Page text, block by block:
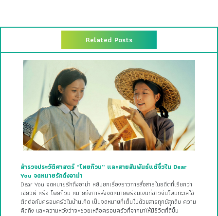
Related Posts
สำรวจประวัติศาสตร์ “โพยก๊วน” และสายสัมพันธ์แต้จิ๋วใน Dear
You จดหมายรักถึงอาม่า
Dear You จดหมายรักถึงอาม่า หยิบยกเรื่องราวการสื่อสารในอดีตที่เรียกว่า
เฉียวพี หรือ โพยก๊วน หมายถึงการส่งจดหมายพร้อมเงินที่ชาวจีนโพ้นทะเลใช้
ติดต่อกับครอบครัวในบ้านเกิด เป็นจดหมายที่เต็มไปด้วยสารทุกข์สุกดิบ ความ
คิดถึง และความหวังว่าจะช่วยเหลือครอบครัวที่จากมาให้มีชีวิตที่ดีขึ้น